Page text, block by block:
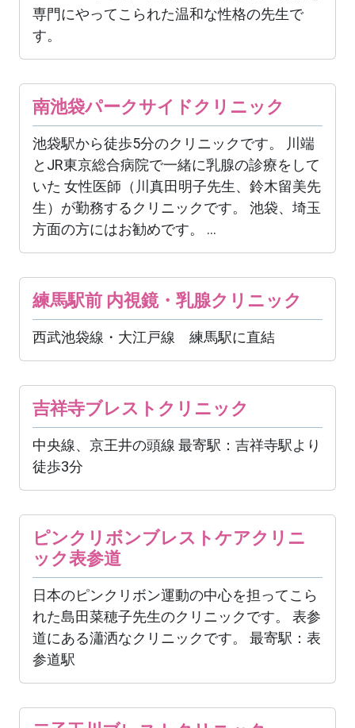
専門にやってこられた温和な性格の先生で
す。
南池袋パークサイドクリニック
池袋駅から徒歩5分のクリニックです。 川端
とJR東京総合病院で一緒に乳腺の診療をして
いた 女性医師（川真田明子先生、鈴木留美先
生）が勤務するクリニックです。 池袋、埼玉
方面の方にはお勧めです。 ...
練馬駅前 内視鏡・乳腺クリニック
西武池袋線・大江戸線 練馬駅に直結
吉祥寺ブレストクリニック
中央線、京王井の頭線 最寄駅：吉祥寺駅より
徒歩3分
ピンクリボンブレストケアクリニ
ック表参道
日本のピンクリボン運動の中心を担ってこら
れた島田菜穂子先生のクリニックです。 表参
道にある瀟洒なクリニックです。 最寄駅：表
参道駅